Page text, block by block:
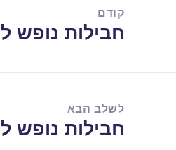
קודם
הפוסט
חבילות נופש למלטה
לשלב הבא
הפוסט
חבילות נופש לרומא